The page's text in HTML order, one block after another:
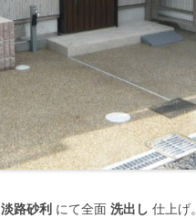
淡路砂利 にて全面 洗出し 仕上げ。